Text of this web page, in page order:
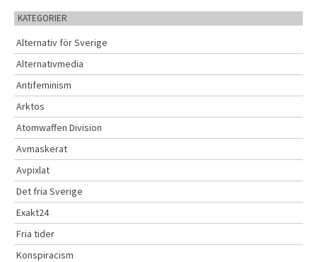
i
v
KATEGORIER
Alternativ för Sverige
Alternativmedia
Antifeminism
Arktos
Atomwaffen Division
Avmaskerat
Avpixlat
Det fria Sverige
Exakt24
Fria tider
Konspiracism